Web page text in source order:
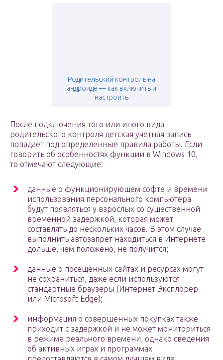
Родительский контроль на
андроиде — как включить и
настроить
После подключения того или иного вида
родительского контроля детская учетная запись
попадает под определенные правила работы. Если
говорить об особенностях функции в Windows 10,
то отмечают следующие:
данные о функционирующем софте и времени
использования персонального компьютера
будут появляться у взрослых со существенной
временной задержкой, которая может
составлять до нескольких часов. В этом случае
выполнить автозапрет находиться в Интернете
дольше, чем положено, не получится;
данные о посещенных сайтах и ресурсах могут
не сохраниться, даже если используются
стандартные браузеры (Интернет Эксплорер
или Microsoft Edge);
информация о совершенных покупках также
приходит с задержкой и не может мониториться
в режиме реального времени, однако сведения
об активных играх и программах